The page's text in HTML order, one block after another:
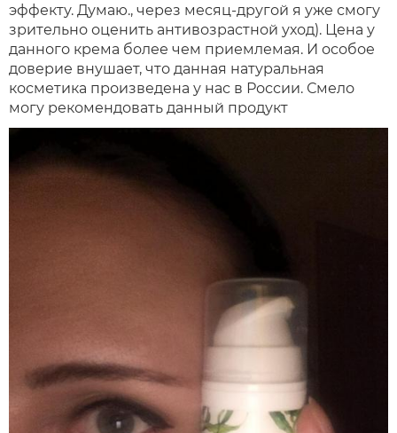
эффекту. Думаю., через месяц-другой я уже смогу
зрительно оценить антивозрастной уход). Цена у
данного крема более чем приемлемая. И особое
доверие внушает, что данная натуральная
косметика произведена у нас в России. Смело
могу рекомендовать данный продукт